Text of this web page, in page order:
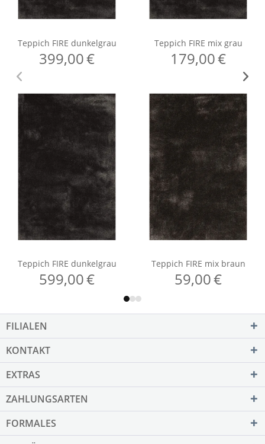
FILIALEN
KONTAKT
EXTRAS
ZAHLUNGSARTEN
FORMALES